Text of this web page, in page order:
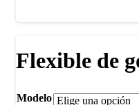
Flexible de
Modelo